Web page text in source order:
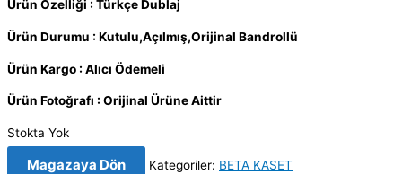
Ürün Özelliği : Türkçe Dublaj
Ürün Durumu : Kutulu,Açılmış,Orijinal Bandrollü
Ürün Kargo : Alıcı Ödemeli
Ürün Fotoğrafı : Orijinal Ürüne Aittir
Stokta Yok
Magazaya Dön Kategoriler: BETA KASET